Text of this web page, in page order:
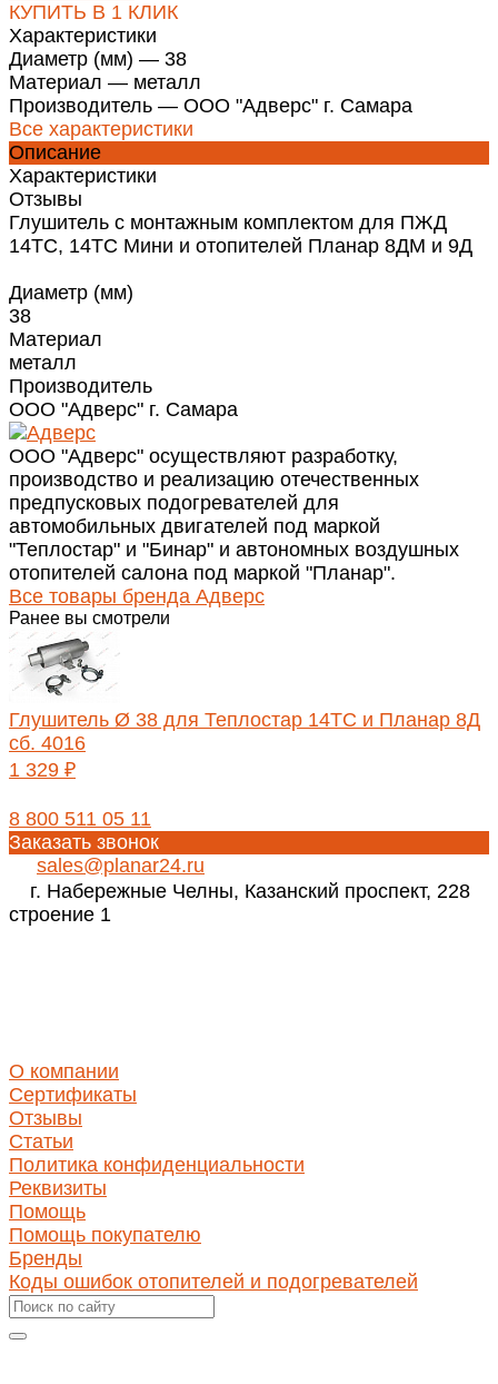
КУПИТЬ В 1 КЛИК
Характеристики
Диаметр (мм) — 38
Материал — металл
Производитель — ООО "Адверс" г. Самара
Все характеристики
Описание
Характеристики
Отзывы
Глушитель с монтажным комплектом для ПЖД
14ТС, 14ТС Мини и отопителей Планар 8ДМ и 9Д
Диаметр (мм)
38
Материал
металл
Производитель
ООО "Адверс" г. Самара
ООО "Адверс" осуществляют разработку,
производство и реализацию отечественных
предпусковых подогревателей для
автомобильных двигателей под маркой
"Теплостар" и "Бинар" и автономных воздушных
отопителей салона под маркой "Планар".
Все товары бренда Адверс
Ранее вы смотрели
Глушитель Ø 38 для Теплостар 14ТС и Планар 8Д
сб. 4016
1 329 ₽
8 800 511 05 11
Заказать звонок
sales@planar24.ru
г. Набережные Челны, Казанский проспект, 228
строение 1
О компании
Сертификаты
Отзывы
Статьи
Политика конфиденциальности
Реквизиты
Помощь
Помощь покупателю
Бренды
Коды ошибок отопителей и подогревателей